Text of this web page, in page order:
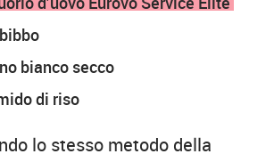
bianco secco
di riso
lo stesso metodo della